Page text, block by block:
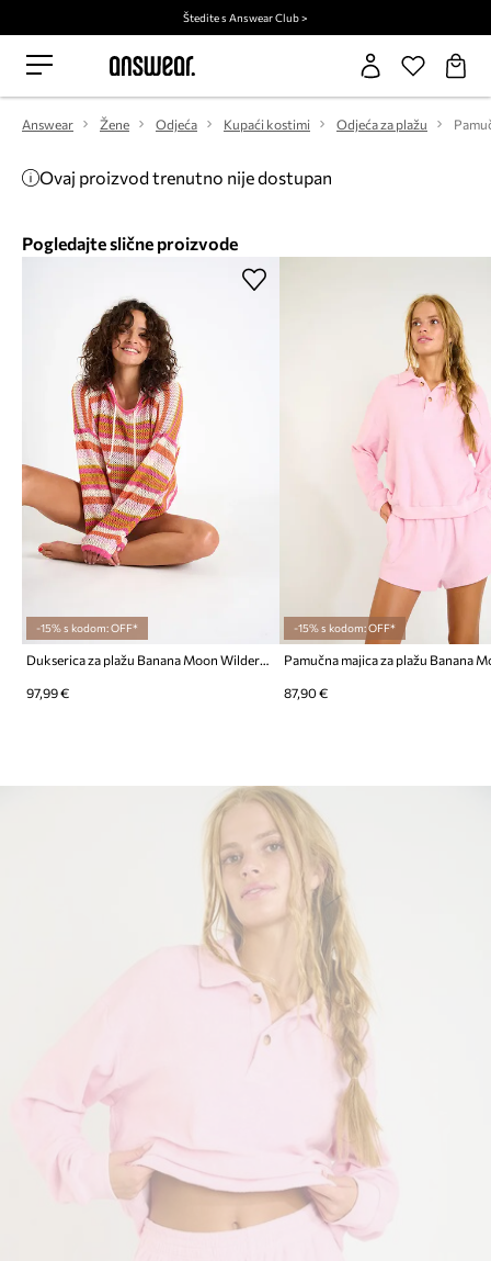
Štedite s Answear Club >
Answear Žene Odjeća Kupaći kostimi Odjeća za plažu
Ovaj proizvod trenutno nije dostupan
Pogledajte slične proizvode
-15% s kodom: OFF*
Dukserica za plažu Banana Moon Wilderness
97,99 €
-15% s kodom: OFF*
87,90 €